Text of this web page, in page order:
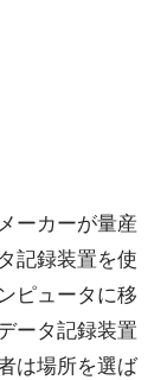
ーカーが量産
記録装置を使
ピュータに移
ータ記録装置
は場所を選ば